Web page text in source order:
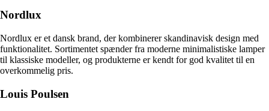
Nordlux
Nordlux er et dansk brand, der kombinerer skandinavisk design med
funktionalitet. Sortimentet spænder fra moderne minimalistiske lamper
til klassiske modeller, og produkterne er kendt for god kvalitet til en
overkommelig pris.
Louis Poulsen